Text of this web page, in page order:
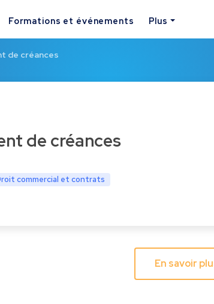
Formations et événements Plus
de créances
de créances
commercial et contrats
En savoir